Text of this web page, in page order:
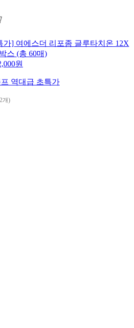
가] 여에스더 리포좀 글루타치온 12X
스 (총 60매)
원
역대급 초특가
개)